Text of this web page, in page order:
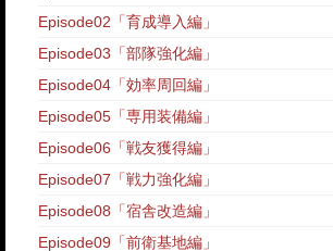
Episode02「育成導入編」
Episode03「部隊強化編」
Episode04「効率周回編」
Episode05「専用装備編」
Episode06「戦友獲得編」
Episode07「戦力強化編」
Episode08「宿舎改造編」
Episode09「前衛基地編」